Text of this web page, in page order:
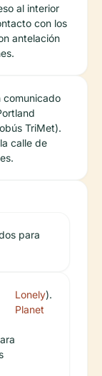
al interior
con los
antelación
comunicado
TriMet).
calle de
para
Lonely
Planet
).